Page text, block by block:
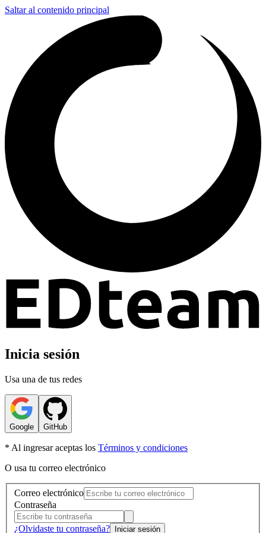
Saltar al contenido principal
Inicia sesión
Usa una de tus redes
Google GitHub
* Al ingresar aceptas los Términos y condiciones
O usa tu correo electrónico
Correo electrónico
Contraseña
¿Olvidaste tu contraseña? Iniciar sesión